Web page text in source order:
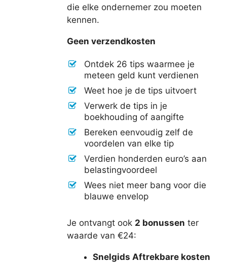
die elke ondernemer zou moeten
kennen.
Geen verzendkosten
Ontdek 26 tips waarmee je
meteen geld kunt verdienen
Weet hoe je de tips uitvoert
Verwerk de tips in je
boekhouding of aangifte
Bereken eenvoudig zelf de
voordelen van elke tip
Verdien honderden euro’s aan
belastingvoordeel
Wees niet meer bang voor die
blauwe envelop
Je ontvangt ook 2 bonussen ter
waarde van €24:
Snelgids Aftrekbare kosten